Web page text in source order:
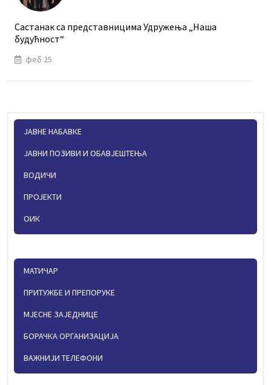
Састанак са представницима Удружења „Наша
будућност“
феб 25
ЈАВНЕ НАБАВКЕ
ЈАВНИ ПОЗИВИ И ОБАВЈЕШТЕЊА
ВОДИЧИ
ПРОЈЕКТИ
ОИК
МАТИЧАР
ПРИТУЖБЕ И ПРЕПОРУКЕ
МЈЕСНЕ ЗАЈЕДНИЦЕ
БОРАЧКА ОРГАНИЗАЦИЈА
ВАЖНИЈИ ТЕЛЕФОНИ